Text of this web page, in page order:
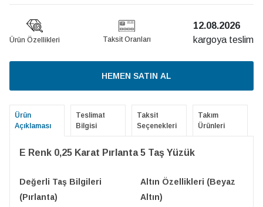
Ürün Özellikleri Taksit Oranları
12.08.2026
kargoya teslim
HEMEN SATIN AL
Ürün
Açıklaması
Teslimat
Bilgisi
Taksit
Seçenekleri
Takım
Ürünleri
E Renk 0,25 Karat Pırlanta 5 Taş Yüzük
Değerli Taş Bilgileri
(Pırlanta)
Altın Özellikleri (Beyaz
Altın)